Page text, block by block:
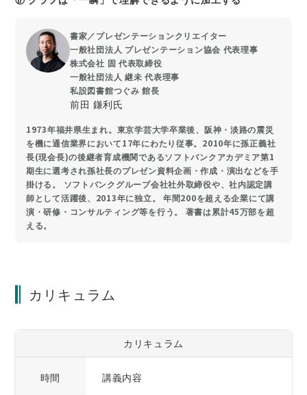
書家／プレゼンテーションクリエイター
一般社団法人 プレゼンテーション協会 代表理事
株式会社 固 代表取締役
一般社団法人 継未 代表理事
私設図書館つぐみ 館長
前田 鎌利氏
1973年福井県生まれ。東京学芸大学卒業後、阪神・淡路の震災
を機に通信業界において17年にわたり従事。2010年に孫正義社
長(現会長)の後継者育成機関であるソフトバンクアカデミア第1
期生に選考され孫社長のプレゼン資料企画・作成・演出などを手
掛ける。 ソフトバンクグループ会社社外取締役や、社内認定講
師として活躍後、2013年に独立。 年間200を超える企業にて講
演・研修・コンサルティング等を行う。 著書は累計45万部を超
える。
カリキュラム
カリキュラム
時間 講義内容